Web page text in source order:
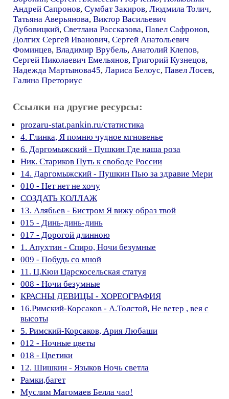
Андрей Сапронов, Сумбат Закиров, Людмила Толич,
Татьяна Аверьянова, Виктор Васильевич
Дубовицкий, Светлана Рассказова, Павел Сафронов,
Долгих Сергей Иванович, Сергей Анатольевич
Фоминцев, Владимир Врубель, Анатолий Клепов,
Сергей Николаевич Емельянов, Григорий Кузнецов,
Надежда Мартынова45, Лариса Белоус, Павел Лосев,
Галина Преториус
Ссылки на другие ресурсы:
prozaru-stat.pankin.ru/статистика
4. Глинка, Я помню чудное мгновенье
6. Даргомыжский - Пушкин Где наша роза
Ник. Стариков Путь к свободе России
14. Даргомыжский - Пушкин Пью за здравие Мери
010 - Нет нет не хочу
СОЗДАТЬ КОЛЛАЖ
13. Алябьев - Бистром Я вижу образ твой
015 - Динь-динь-динь
017 - Дорогой длинною
1. Апухтин - Спиро, Ночи безумные
009 - Побудь со мной
11. Ц.Кюи Царскосельская статуя
008 - Ночи безумные
КРАСНЫ ДЕВИЦЫ - ХОРЕОГРАФИЯ
16.Римский-Корсаков - А.Толстой, Не ветер , вея с
высоты
5. Римский-Корсаков, Ария Любаши
012 - Ночные цветы
018 - Цветики
12. Шишкин - Языков Ночь светла
Рамки,багет
Муслим Магомаев Белла чао!